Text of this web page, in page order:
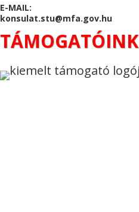
E-MAIL:
konsulat.stu@mfa.gov.hu
TÁMOGATÓINK